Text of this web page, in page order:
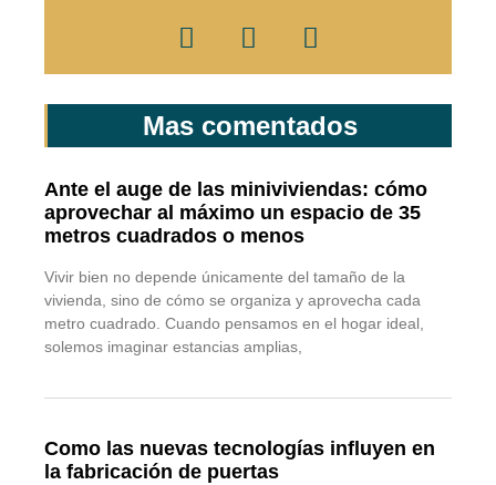
Mas comentados
Ante el auge de las miniviviendas: cómo
aprovechar al máximo un espacio de 35
metros cuadrados o menos
Vivir bien no depende únicamente del tamaño de la
vivienda, sino de cómo se organiza y aprovecha cada
metro cuadrado. Cuando pensamos en el hogar ideal,
solemos imaginar estancias amplias,
Como las nuevas tecnologías influyen en
la fabricación de puertas